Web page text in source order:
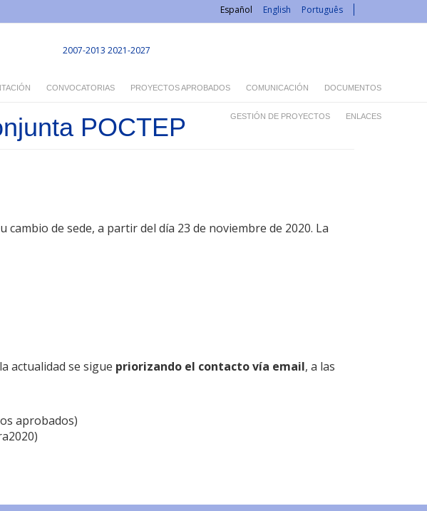
Español English Português
CONVOCATORIAS PROYECTOS APROBADOS COMUNICACIÓN DOCUMENTOS
GESTIÓN DE PROYECTOS ENLACES
2007-2013 2021-2027
POCTEP
de sede, a partir del día 23 de noviembre de 2020. La
actualidad se sigue priorizando el contacto vía email, a las
aprobados)